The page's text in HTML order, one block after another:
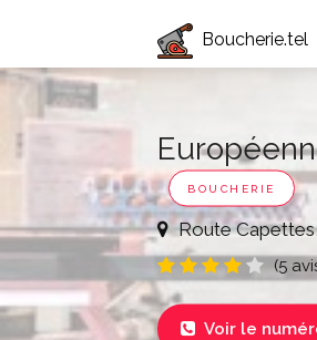
Boucherie.tel
BOUCHERIE
Route
(5
 Voir le